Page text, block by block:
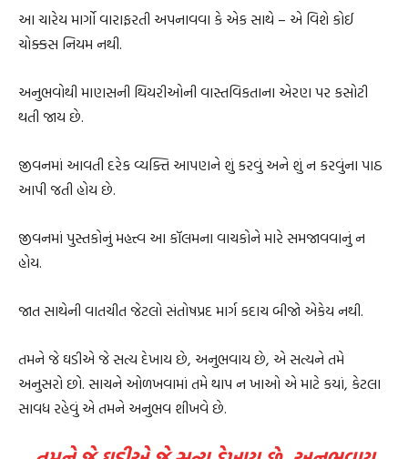
આ ચારેય માર્ગો વારાફરતી અપનાવવા કે એક સાથે – એ વિશે કોઈ
ચોક્કસ નિયમ નથી.
અનુભવોથી માણસની થિયરીઓની વાસ્તવિકતાના એરણ પર કસોટી
થતી જાય છે.
જીવનમાં આવતી દરેક વ્યક્તિ આપણને શું કરવું અને શું ન કરવુંના પાઠ
આપી જતી હોય છે.
જીવનમાં પુસ્તકોનું મહત્ત્વ આ કૉલમના વાચકોને મારે સમજાવવાનું ન
હોય.
જાત સાથેની વાતચીત જેટલો સંતોષપ્રદ માર્ગ કદાચ બીજો એકેય નથી.
તમને જે ઘડીએ જે સત્ય દેખાય છે, અનુભવાય છે, એ સત્યને તમે
અનુસરો છો. સાચને ઓળખવામાં તમે થાપ ન ખાઓ એ માટે કયાં, કેટલા
સાવધ રહેવું એ તમને અનુભવ શીખવે છે.